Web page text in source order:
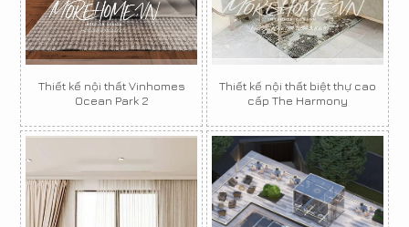
Thiết kế nội thất Vinhomes
Ocean Park 2
Thiết kế nội thất biệt thự cao
cấp The Harmony